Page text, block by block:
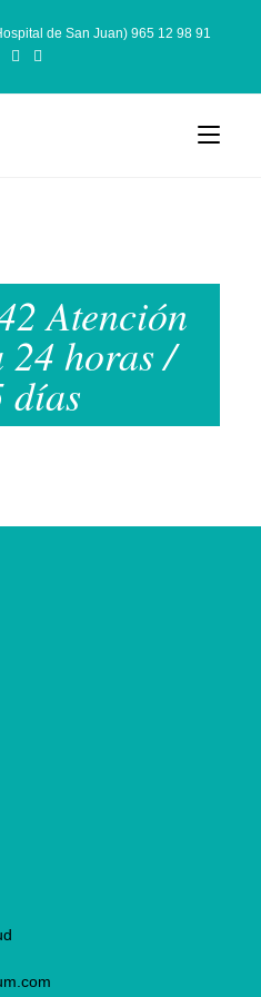
de San Juan) 965 12 98 91
Atención
24 horas /
días